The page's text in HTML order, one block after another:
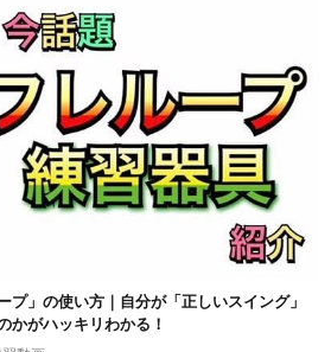
プ」の使い方｜自分が「正しいスイング」
かがハッキリわかる！